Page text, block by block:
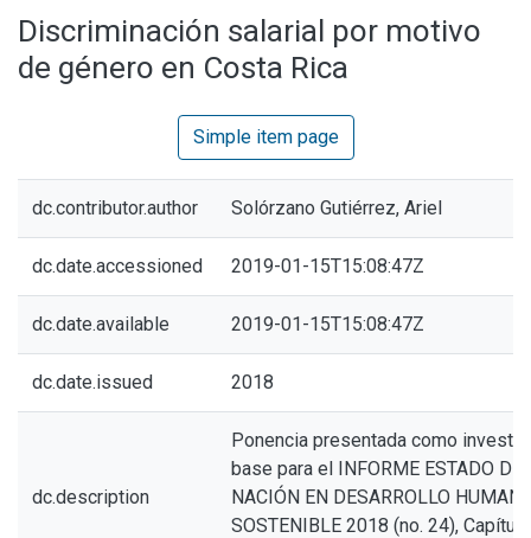
Discriminación salarial por motivo
de género en Costa Rica
Simple item page
dc.contributor.author Solórzano Gutiérrez, Ariel
dc.date.accessioned 2019-01-15T15:08:47Z
dc.date.available 2019-01-15T15:08:47Z
dc.date.issued 2018
dc.description
Ponencia presentada como
base para el INFORME ESTADO DE
NACIÓN EN DESARROLLO
SOSTENIBLE 2018 (no. 24),